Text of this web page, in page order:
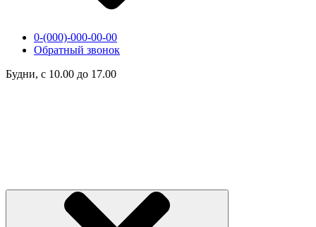
0-(000)-000-00-00
Обратный звонок
Будни, с 10.00 до 17.00